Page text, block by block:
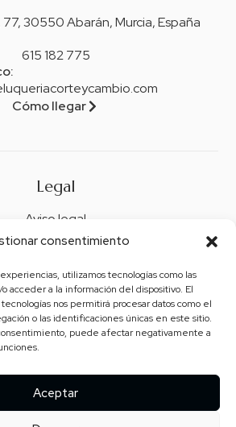
consentimiento
utilizamos tecnologías como las
acceder a la información del dispositivo. El
nos permitirá procesar datos como el
o las identificaciones únicas en este sitio.
puede afectar negativamente a
Aceptar
77, 30550 Abarán, Murcia, España
615 182 775
Cómo llegar
Legal
Aviso legal
de privacidad
de cookies (UE)
de envíos y devoluciones
Accesibilidad